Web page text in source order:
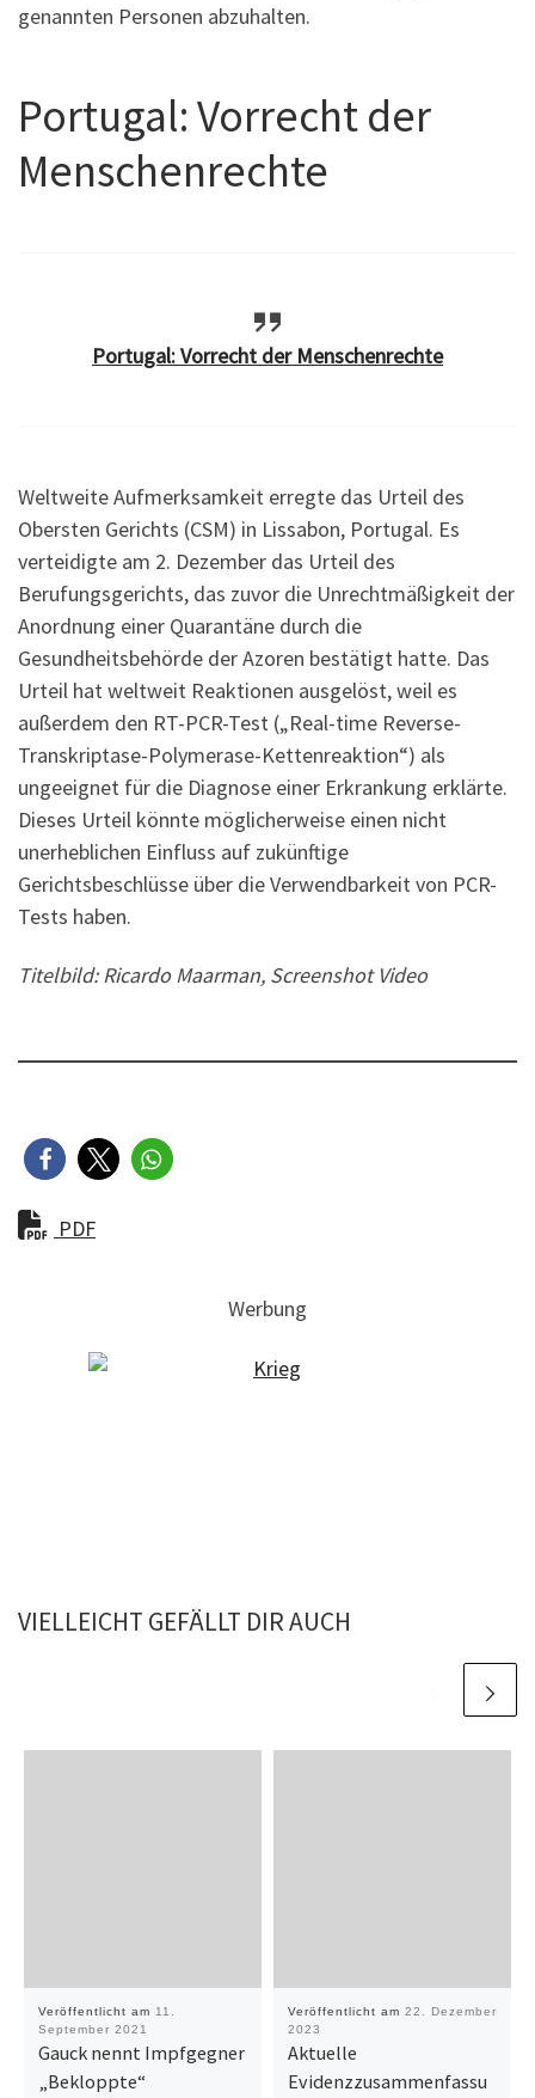
genannten Personen abzuhalten.
Portugal: Vorrecht der
Menschenrechte
Portugal: Vorrecht der Menschenrechte
Weltweite Aufmerksamkeit erregte das Urteil des
Obersten Gerichts (CSM) in Lissabon, Portugal. Es
verteidigte am 2. Dezember das Urteil des
Berufungsgerichts, das zuvor die Unrechtmäßigkeit der
Anordnung einer Quarantäne durch die
Gesundheitsbehörde der Azoren bestätigt hatte. Das
Urteil hat weltweit Reaktionen ausgelöst, weil es
außerdem den RT-PCR-Test („Real-time Reverse-
Transkriptase-Polymerase-Kettenreaktion“) als
ungeeignet für die Diagnose einer Erkrankung erklärte.
Dieses Urteil könnte möglicherweise einen nicht
unerheblichen Einfluss auf zukünftige
Gerichtsbeschlüsse über die Verwendbarkeit von PCR-
Tests haben.
Titelbild: Ricardo Maarman, Screenshot Video
PDF
Werbung
VIELLEICHT GEFÄLLT DIR AUCH
Veröffentlicht am 11.
September 2021
Gauck nennt Impfgegner
„Bekloppte“
Veröffentlicht am 22. Dezember
2023
Aktuelle
Evidenzzusammenfassu